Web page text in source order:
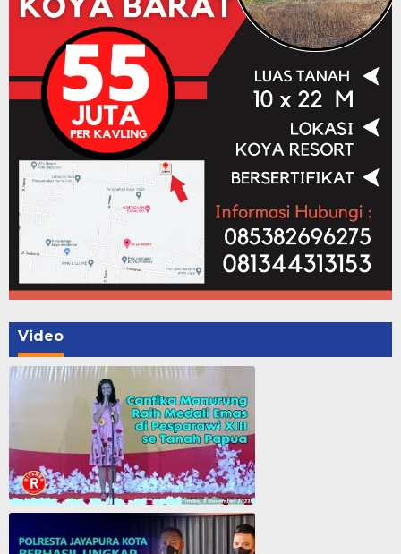
Video
Cantika Manurung Raih Medali Emas di Pesparawi XIII se Tanah Papua